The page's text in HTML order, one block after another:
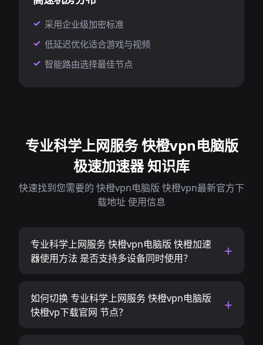
采用企业级加密标准
低延迟优化适合游戏与视频
智能路由选择最佳节点
专业科学上网服务 快橙vpn电脑版
极速加速器 知识库
快速找到您需要的 快橙vpn电脑版 快橙vpn最新官方下
载地址 使用信息
专业科学上网服务 快橙vpn电脑版 快橙加速
器使用方法 是否支持多设备同时使用？
如何切换 专业科学上网服务 快橙vpn电脑版
快橙vp下载官网 节点？